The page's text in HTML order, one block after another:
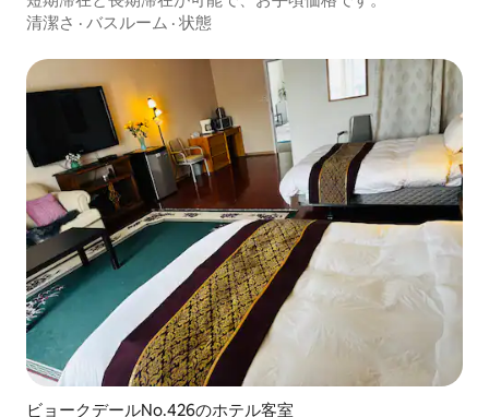
清潔さ · バスルーム · 状態
ビョークデールNo.426のホテル客室